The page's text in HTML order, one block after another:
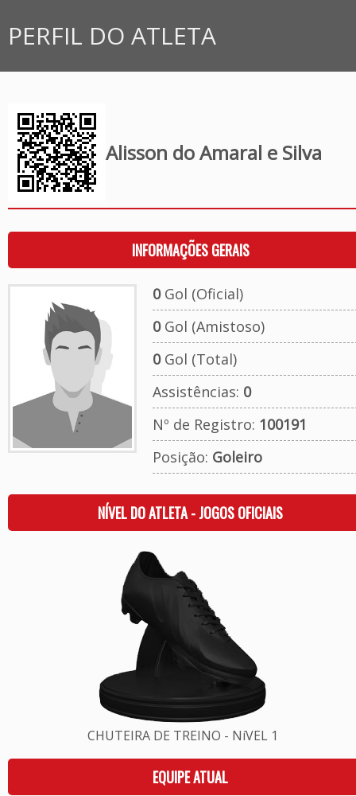
PERFIL DO ATLETA
Alisson do Amaral e Silva
INFORMAÇÕES GERAIS
0Gol (Oficial)
0Gol (Amistoso)
0Gol (Total)
Assistências: 0
Nº de Registro: 100191
Posição: Goleiro
NÍVEL DO ATLETA - JOGOS OFICIAIS
CHUTEIRA DE TREINO - NíVEL 1
EQUIPE ATUAL